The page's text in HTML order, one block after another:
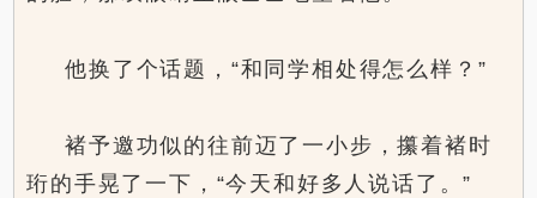
他换了个话题，“和同学相处得怎么样？”
褚予邀功似的往前迈了一小步，攥着褚时
珩的手晃了一下，“今天和好多人说话了。”